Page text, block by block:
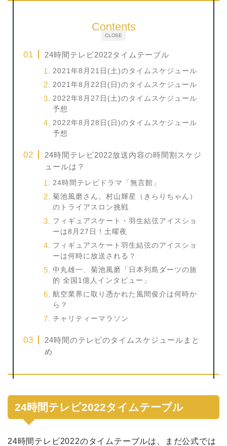
CLOSE
Contents
24時間テレビ2022タイムテーブル
2021年8月21日(土)のタイムスケジュール
2021年8月22日(日)のタイムスケジュール
2022年8月27日(土)のタイムスケジュール
予想
2022年8月28日(日)のタイムスケジュール
予想
24時間テレビ2022放送内容の時間割スケジ
ュールは？
24時間テレビドラマ「無言館」
菊池風磨さん、村山輝星（きらりちゃん）
のトライアスロン挑戦
フィギュアスケート・羽生結弦アイスショ
ーは8月27日！土曜夜
フィギュアスケート羽生結弦のアイスショ
ーは何時に放送される？
中丸雄一、菊池風磨「日本列島ダーツの旅
的 全国1億人インタビュー」
航空業界に取り憑かれた風間俊介は何時か
ら？
チャリティーマラソン
24時間のテレビのタイムスケジュールまと
め
24時間テレビ2022タイムテーブル
24時間テレビ2022のタイムテーブルは、まだ公式では